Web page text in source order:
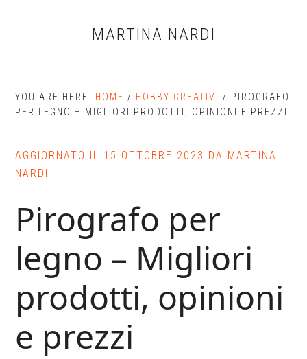
MARTINA NARDI
YOU ARE HERE: HOME / HOBBY CREATIVI / PIROGRAFO
PER LEGNO – MIGLIORI PRODOTTI, OPINIONI E PREZZI
AGGIORNATO IL 15 OTTOBRE 2023 DA MARTINA
NARDI
Pirografo per
legno – Migliori
prodotti, opinioni
e prezzi